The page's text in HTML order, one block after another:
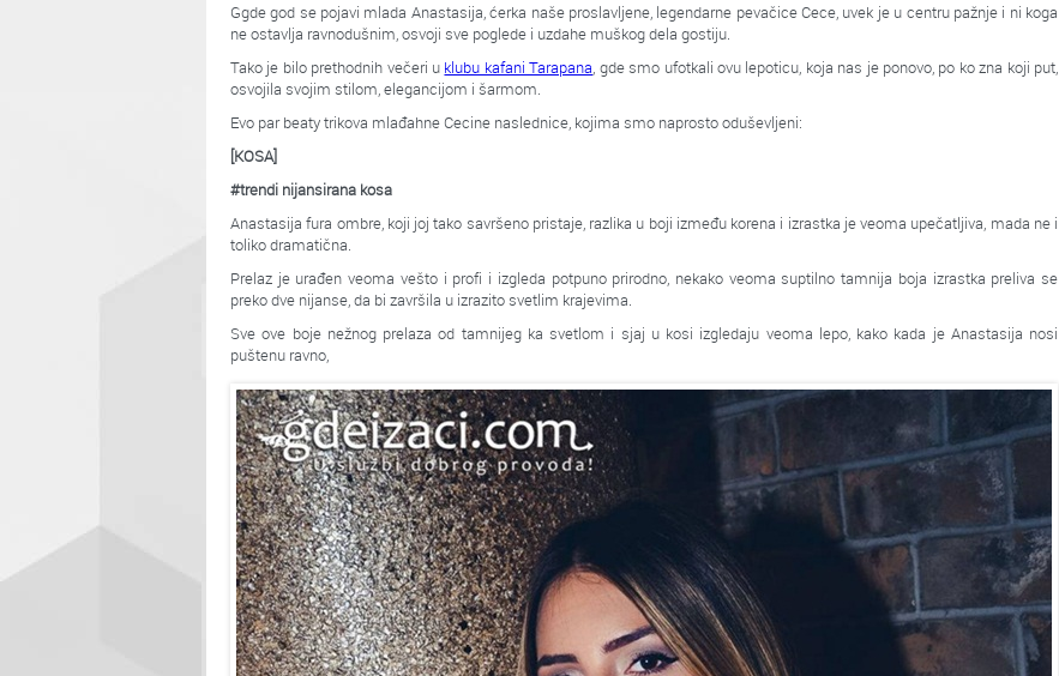
Ggde god se pojavi mlada Anastasija, ćerka naše proslavljene, legendarne pevačice Cece, uvek je u centru pažnje i ni koga
ne ostavlja ravnodušnim, osvoji sve poglede i uzdahe muškog dela gostiju.
Tako je bilo prethodnih večeri u klubu kafani Tarapana, gde smo ufotkali ovu lepoticu, koja nas je ponovo, po ko zna koji put,
osvojila svojim stilom, elegancijom i šarmom.
Evo par beaty trikova mlađahne Cecine naslednice, kojima smo naprosto oduševljeni:
[KOSA]
#trendi nijansirana kosa
Anastasija fura ombre, koji joj tako savršeno pristaje, razlika u boji između korena i izrastka je veoma upečatljiva, mada ne i
toliko dramatična.
Prelaz je urađen veoma vešto i profi i izgleda potpuno prirodno, nekako veoma suptilno tamnija boja izrastka preliva se
preko dve nijanse, da bi završila u izrazito svetlim krajevima.
Sve ove boje nežnog prelaza od tamnijeg ka svetlom i sjaj u kosi izgledaju veoma lepo, kako kada je Anastasija nosi
puštenu ravno,